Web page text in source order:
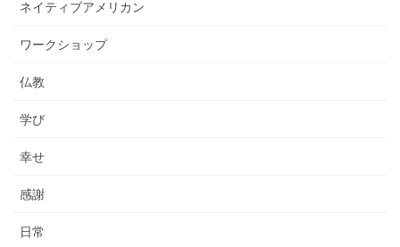
ネイティブアメリカン
ワークショップ
仏教
学び
幸せ
感謝
日常